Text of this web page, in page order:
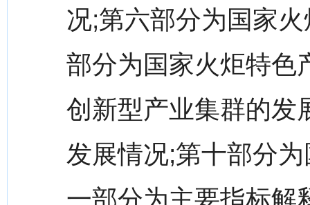
况;第六部分为国家
部分为国家火炬特色
创新型产业集群的发
发展情况;第十部分
一部分为主要指标解